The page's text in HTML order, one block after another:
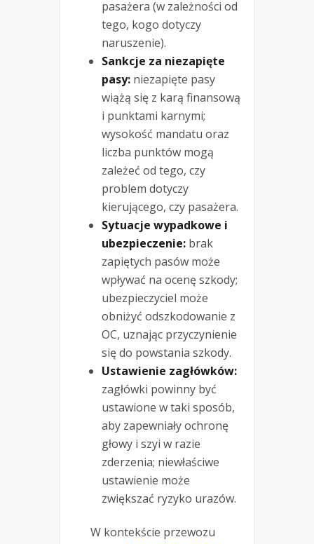
pasażera (w zależności od
tego, kogo dotyczy
naruszenie).
Sankcje za niezapięte
pasy: niezapięte pasy
wiążą się z karą finansową
i punktami karnymi;
wysokość mandatu oraz
liczba punktów mogą
zależeć od tego, czy
problem dotyczy
kierującego, czy pasażera.
Sytuacje wypadkowe i
ubezpieczenie: brak
zapiętych pasów może
wpływać na ocenę szkody;
ubezpieczyciel może
obniżyć odszkodowanie z
OC, uznając przyczynienie
się do powstania szkody.
Ustawienie zagłówków:
zagłówki powinny być
ustawione w taki sposób,
aby zapewniały ochronę
głowy i szyi w razie
zderzenia; niewłaściwe
ustawienie może
zwiększać ryzyko urazów.
W kontekście przewozu